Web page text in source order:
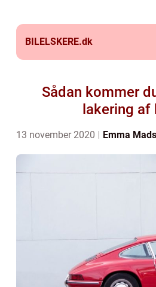
BILELSKERE.dk
Sådan kommer
lakering af
13 november 2020 Emma